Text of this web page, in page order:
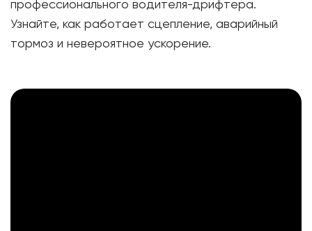
профессионального водителя-дрифтера.
Узнайте, как работает сцепление, аварийный
тормоз и невероятное ускорение.